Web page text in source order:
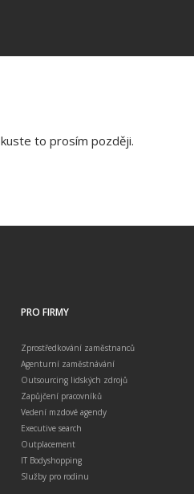
to prosím později.
PRO FIRMY
Zprostředkování zaměstnanců
Agenturní zaměstnávání
Outsourcing lidských zdrojů
Zapůjčení pracovníků
Vedení mzdové agendy
Executive search
Outplacement
IT Bodyshopping
Služby pro rodinu